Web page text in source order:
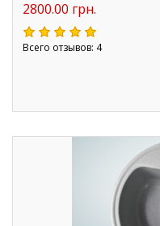
2800.00 грн.
Всего отзывов: 4